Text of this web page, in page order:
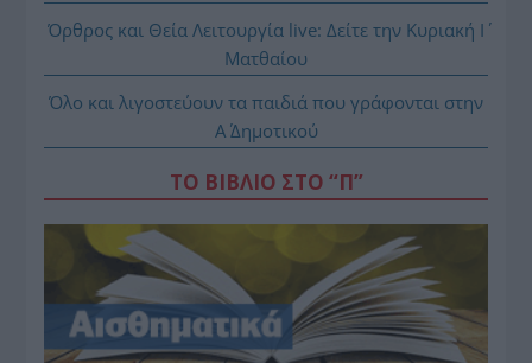
Όρθρος και Θεία Λειτουργία live: Δείτε την Κυριακή Ι΄
Ματθαίου
Όλο και λιγοστεύουν τα παιδιά που γράφονται στην
Α΄ Δημοτικού
ΤΟ ΒΙΒΛΙΟ ΣΤΟ “Π”